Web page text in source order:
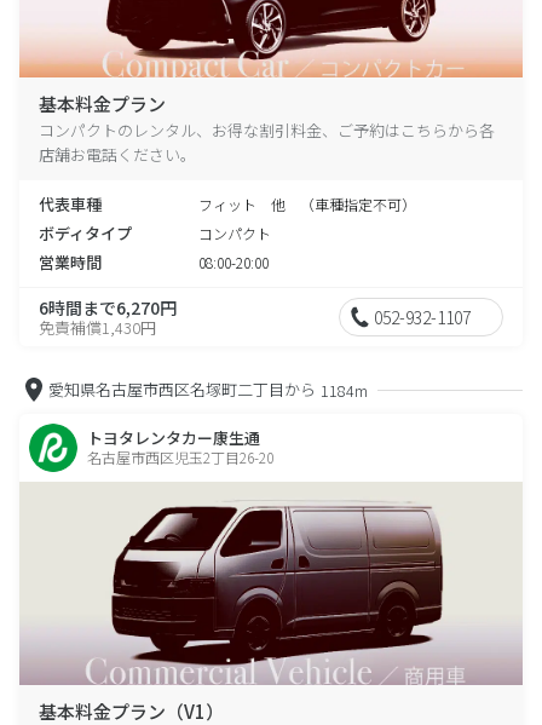
基本料金プラン
コンパクトのレンタル、お得な割引料金、ご予約はこちらから各
店舗お電話ください。
代表車種 フィット 他 （車種指定不可）
ボディタイプ コンパクト
営業時間 08:00-20:00
6時間まで6,270円
免責補償1,430円 052-932-1107
愛知県名古屋市西区名塚町二丁目から 1184m
トヨタレンタカー康生通
名古屋市西区児玉2丁目26-20
基本料金プラン（V1）